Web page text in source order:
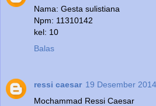
Nama: Gesta sulistiana
Npm: 11310142
kel: 10
Balas
ressi caesar 19 Desember
Mochammad Ressi Caesar